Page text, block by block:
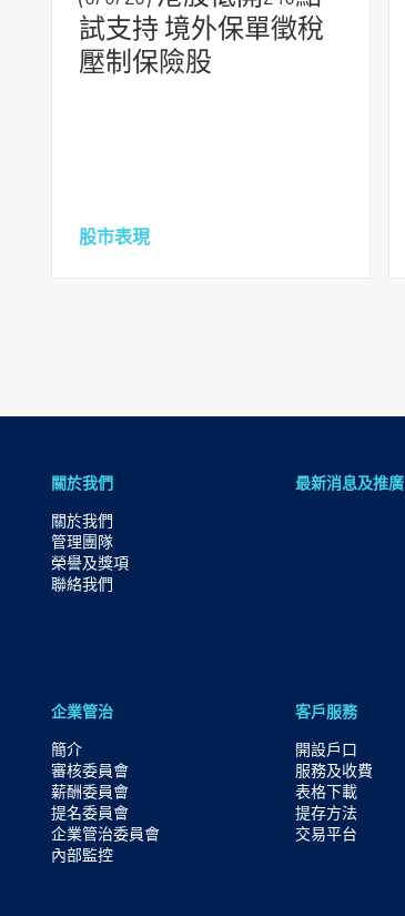
試支持 境外保單徵稅
壓制保險股
股市表現
關於我們
關於我們
管理團隊
榮譽及獎項
聯絡我們
最新消息及推廣
企業管治
簡介
審核委員會
薪酬委員會
提名委員會
企業管治委員會
內部監控
客戶服務
開設戶口
服務及收費
表格下載
提存方法
交易平台